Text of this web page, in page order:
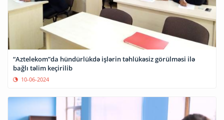
“Aztelekom”da hündürlükdə işlərin təhlükəsiz görülməsi ilə
10-06-2024